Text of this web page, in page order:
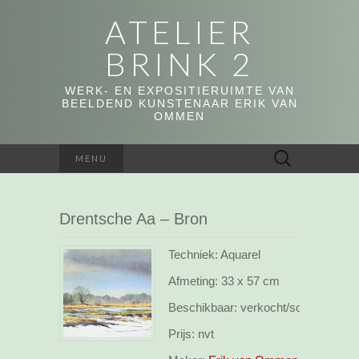
ATELIER
BRINK 2
WERK- EN EXPOSITIERUIMTE VAN
BEELDEND KUNSTENAAR ERIK VAN
OMMEN
MENU
Zoeken
naar:
Drentsche Aa – Bron
Techniek: Aquarel
Afmeting: 33 x 57 cm
Beschikbaar: verkocht/sold
Prijs: nvt